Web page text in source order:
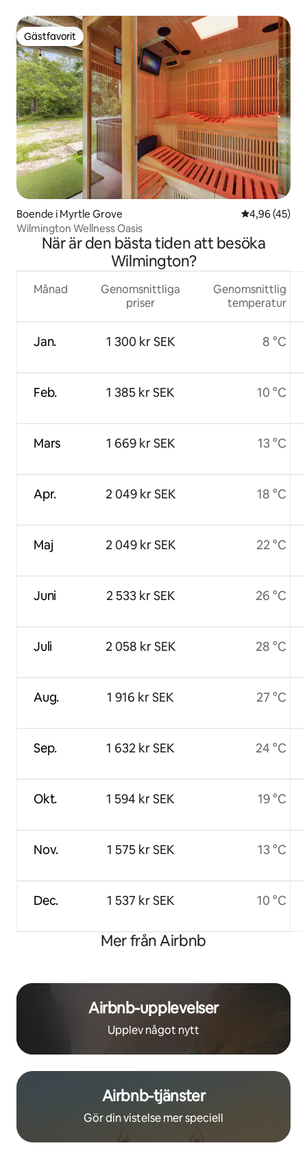
Gästfavorit
Gästfavorit
Boende i Myrtle Grove 4,96 av 5 i
4,96 (45)
Wilmington Wellness Oasis
När är den bästa tiden att besöka
Wilmington?
Månad
Jan.
Feb.
Mars
Apr.
Maj
Juni
Juli
Aug.
Sep.
Okt.
Nov.
Dec.
Genomsnittliga
priser
1 300 kr SEK
1 385 kr SEK
1 669 kr SEK
2 049 kr SEK
2 049 kr SEK
2 533 kr SEK
2 058 kr SEK
1 916 kr SEK
1 632 kr SEK
1 594 kr SEK
1 575 kr SEK
1 537 kr SEK
Genomsnittlig
temperatur
8 °C
10 °C
13 °C
18 °C
22 °C
26 °C
28 °C
27 °C
24 °C
19 °C
13 °C
10 °C
Mer från Airbnb
Airbnb-upplevelser
Upplev något nytt
Airbnb-tjänster
Gör din vistelse mer speciell